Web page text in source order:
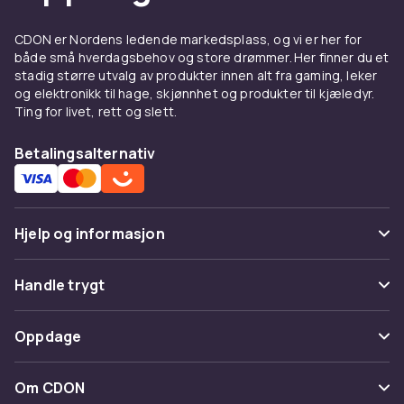
kjøkkeninteriøret ditt. Modeller med BPA-fritt
materiale på innsiden er å foretrekke om du er
nøye med hva vannet ditt kommer i kontakt
med.
Avanserte funksjoner i
moderne vannkokere
Moderne vannkokere tilbyr en rekke smarte
funksjoner utover grunnleggende koking.
Variabel temperaturkontroll lar deg stille inn
perfekt for delikate tetyper som grønn te og
hvit te som krever lavere temperaturer. Mange
modeller tilbyr forhåndsinnstilte
CDON er Nordens ledende markedsplass, og vi er her for
både små hverdagsbehov og store drømmer. Her finner du et
stadig større utvalg av produkter innen alt fra gaming, leker
og elektronikk til hage, skjønnhet og produkter til kjæledyr.
Ting for livet, rett og slett.
Betalingsalternativ
Hjelp og informasjon
Vanlige spørsmål
Spor pakke
Angre & returner her
Kontakt oss
Handle trygt
Betaling
Levering
Oppdage
Kategorier
Om CDON